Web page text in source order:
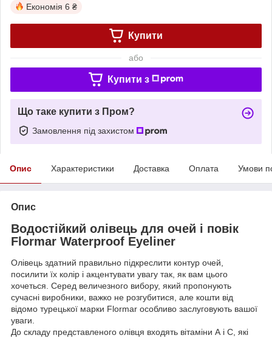
Економія 6 ₴
Купити
або
Купити з
Що таке купити з Пром?
Замовлення під захистом
Опис Характеристики Доставка Оплата Умови
Опис
Водостійкий олівець для очей і повік
Flormar Waterproof Eyeliner
Олівець здатний правильно підкреслити контур очей,
посилити їх колір і акцентувати увагу так, як вам цього
хочеться. Серед величезного вибору, який пропонують
сучасні виробники, важко не розгубитися, але кошти від
відомо турецької марки Flormar особливо заслуговують вашої
уваги.
До складу представленого олівця входять вітаміни А і С, які